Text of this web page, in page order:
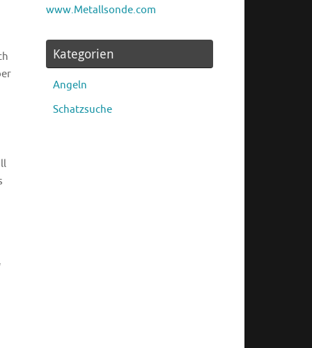
www.Metallsonde.com
Kategorien
Angeln
Schatzsuche